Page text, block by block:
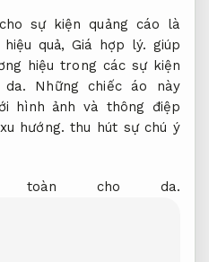
sự kiện quảng cáo là
quả, Giá hợp lý. giúp
hiệu trong các sự kiện
Những chiếc áo này
hình ảnh và thông điệp
hướng. thu hút sự chú ý
toàn cho da.